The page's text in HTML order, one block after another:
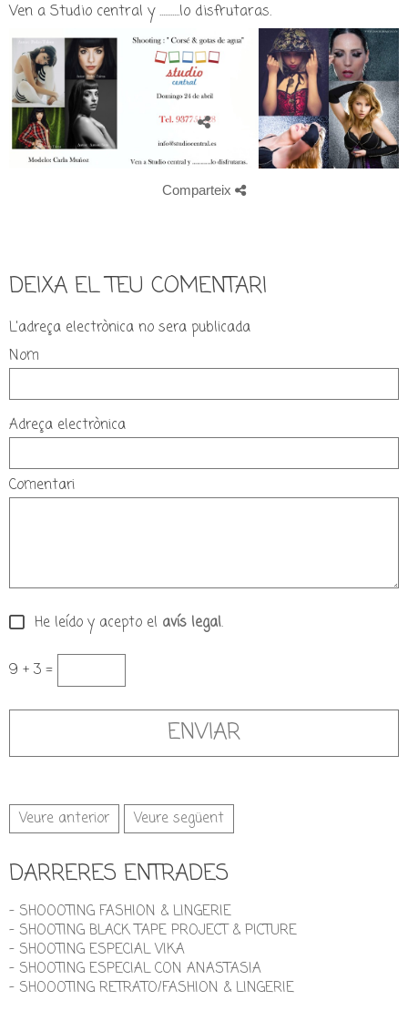
Ven a Studio central y ...........lo disfrutaras.
Comparteix
DEIXA EL TEU COMENTARI
L'adreça electrònica no sera publicada
Nom
Adreça electrònica
Comentari
He leído y acepto el avís legal.
9 + 3 =
Veure anterior Veure següent
DARRERES ENTRADES
- SHOOOTING FASHION & LINGERIE
- SHOOTING BLACK TAPE PROJECT & PICTURE
- SHOOTING ESPECIAL VIKA
- SHOOTING ESPECIAL CON ANASTASIA
- SHOOOTING RETRATO/FASHION & LINGERIE